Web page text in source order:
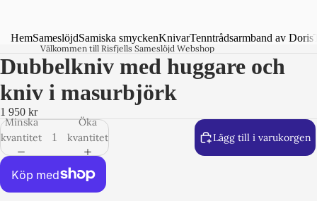
HemSameslöjdSamiska smyckenKnivarTenntrådsarmband av Doris
Välkommen till Risfjells Sameslöjd Webshop
Dubbelkniv med huggare och
kniv i masurbjörk
1 950 kr
Minska
kvantitet
Öka
kvantitet
Lägg till i varukorgen